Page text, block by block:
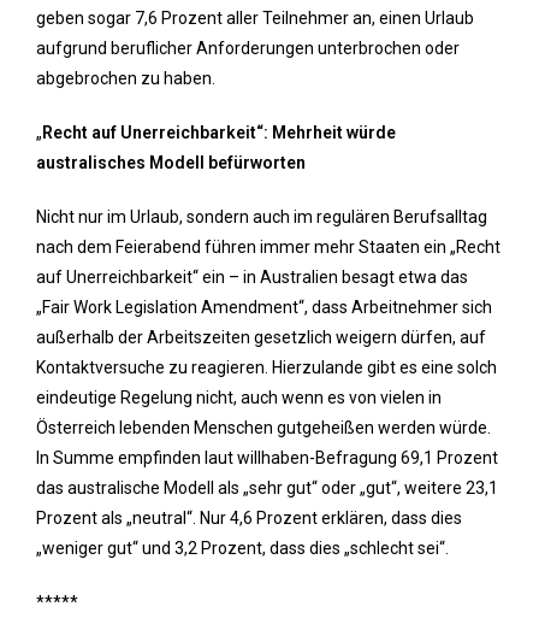
geben sogar 7,6 Prozent aller Teilnehmer an, einen Urlaub
aufgrund beruflicher Anforderungen unterbrochen oder
abgebrochen zu haben.
„Recht auf Unerreichbarkeit“: Mehrheit würde
australisches Modell befürworten
Nicht nur im Urlaub, sondern auch im regulären Berufsalltag
nach dem Feierabend führen immer mehr Staaten ein „Recht
auf Unerreichbarkeit“ ein – in Australien besagt etwa das
„Fair Work Legislation Amendment“, dass Arbeitnehmer sich
außerhalb der Arbeitszeiten gesetzlich weigern dürfen, auf
Kontaktversuche zu reagieren. Hierzulande gibt es eine solch
eindeutige Regelung nicht, auch wenn es von vielen in
Österreich lebenden Menschen gutgeheißen werden würde.
In Summe empfinden laut willhaben-Befragung 69,1 Prozent
das australische Modell als „sehr gut“ oder „gut“, weitere 23,1
Prozent als „neutral“. Nur 4,6 Prozent erklären, dass dies
„weniger gut“ und 3,2 Prozent, dass dies „schlecht sei“.
*****